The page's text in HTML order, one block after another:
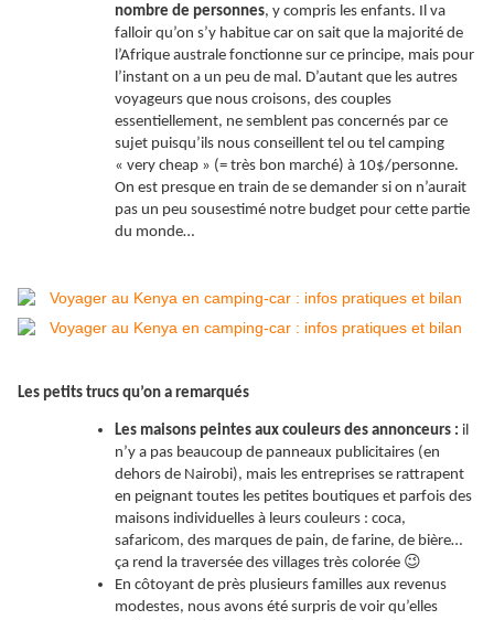
nombre de personnes, y compris les enfants. Il va
falloir qu’on s’y habitue car on sait que la majorité de
l’Afrique australe fonctionne sur ce principe, mais pour
l’instant on a un peu de mal. D’autant que les autres
voyageurs que nous croisons, des couples
essentiellement, ne semblent pas concernés par ce
sujet puisqu’ils nous conseillent tel ou tel camping
« very cheap » (= très bon marché) à 10$/personne.
On est presque en train de se demander si on n’aurait
pas un peu sousestimé notre budget pour cette partie
du monde…
Les petits trucs qu’on a remarqués
Les maisons peintes aux couleurs des annonceurs : il
n’y a pas beaucoup de panneaux publicitaires (en
dehors de Nairobi), mais les entreprises se rattrapent
en peignant toutes les petites boutiques et parfois des
maisons individuelles à leurs couleurs : coca,
safaricom, des marques de pain, de farine, de bière…
ça rend la traversée des villages très colorée 😉
En côtoyant de près plusieurs familles aux revenus
modestes, nous avons été surpris de voir qu’elles